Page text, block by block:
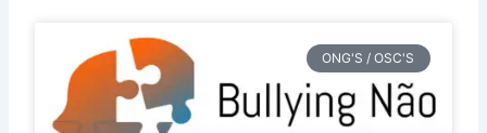
ONG'S / OSC'S